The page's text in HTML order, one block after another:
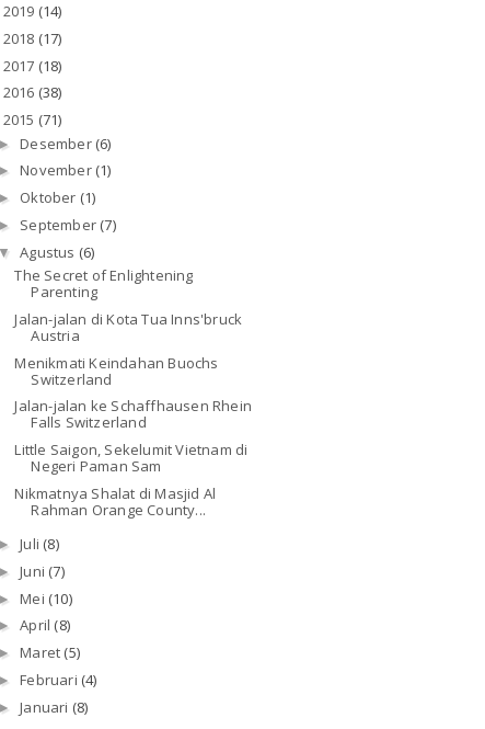
2019 (14)
2018 (17)
2017 (18)
2016 (38)
2015 (71)
►Desember (6)
►November (1)
► Oktober (1)
► September (7)
▼Agustus (6)
The Secret of Enlightening
Parenting
Jalan-jalan di Kota Tua Inns'bruck
Austria
Menikmati Keindahan Buochs
Switzerland
Jalan-jalan ke Schaffhausen Rhein
Falls Switzerland
Little Saigon, Sekelumit Vietnam di
Negeri Paman Sam
Nikmatnya Shalat di Masjid Al
Rahman Orange County...
►Juli (8)
►Juni (7)
►Mei (10)
►April (8)
►Maret (5)
►Februari (4)
►Januari (8)